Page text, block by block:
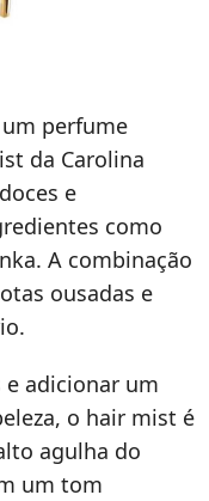
perfume
da Carolina
e
como
A combinação
ousadas e
adicionar um
o hair mist é
agulha do
um tom